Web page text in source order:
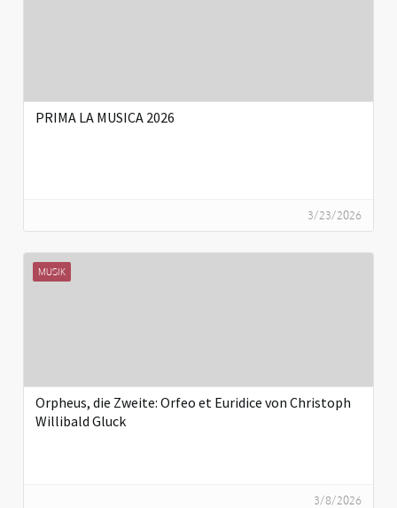
PRIMA LA MUSICA 2026
3/23/2026
MUSIK
Orpheus, die Zweite: Orfeo et Euridice von Christoph
Willibald Gluck
3/8/2026